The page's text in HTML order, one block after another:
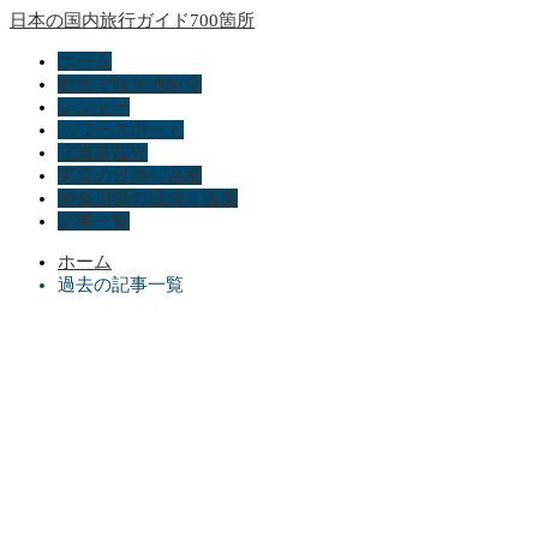
日本の国内旅行ガイド700箇所
ホーム
動画で観光地紹介
レジャー
パワースポット
北海道観光
東京の日帰り温泉
神奈川県の日帰り温泉
記事一覧
ホーム
過去の記事一覧